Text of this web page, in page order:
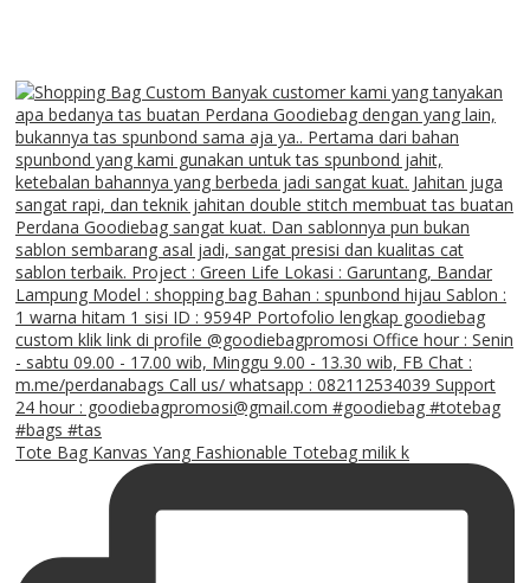
Tote Bag Kanvas Yang Fashionable Totebag milik k